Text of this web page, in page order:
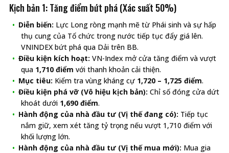
Kịch bản 1: Tăng điểm bứt phá (Xác suất 50%)
Diễn biến: Lực Long ròng mạnh mẽ từ Phái sinh và sự hấp
thụ cung của Tổ chức trong nước tiếp tục đẩy giá lên.
VNINDEX bứt phá qua Dải trên BB.
Điều kiện kích hoạt: VN-Index mở cửa tăng điểm và vượt
qua 1,710 điểm với thanh khoản cải thiện.
Mục tiêu: Kiểm tra vùng kháng cự 1,720 – 1,725 điểm.
Điều kiện phá vỡ (Vô hiệu kịch bản): Chỉ số đóng cửa dứt
khoát dưới 1,690 điểm.
Hành động của nhà đầu tư (Vị thế đang có): Tiếp tục
nắm giữ, xem xét tăng tỷ trọng nếu vượt 1,710 điểm với
khối lượng lớn.
Hành động của nhà đầu tư (Vị thế mua mới): Mua gia